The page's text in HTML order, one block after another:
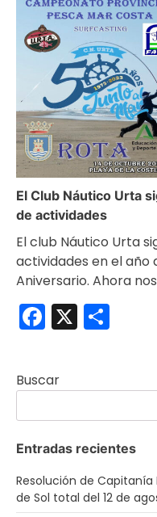
El Club Náutico Urta
de actividades
El club Náutico Urta
actividades en el año
Aniversario. Ahora
Facebook
X
Buscar
Entradas recientes
Resolución de
de Sol total del 12 de